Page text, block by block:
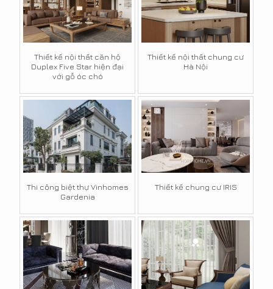
Thiết kế nội thất căn hộ
Duplex Five Star hiện đại
với gỗ óc chó
Thiết kế nội thất chung cư
Hà Nội
Thi công biệt thự Vinhomes
Gardenia
Thiết kế chung cư IRIS